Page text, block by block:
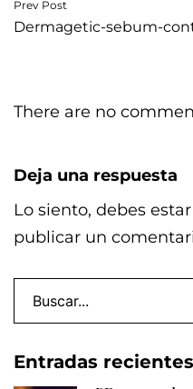
Navegación
de
Prev Post
Dermagetic-sebum-
There are no
Deja una respuesta
Lo siento, debes estar
publicar un
Entradas recientes